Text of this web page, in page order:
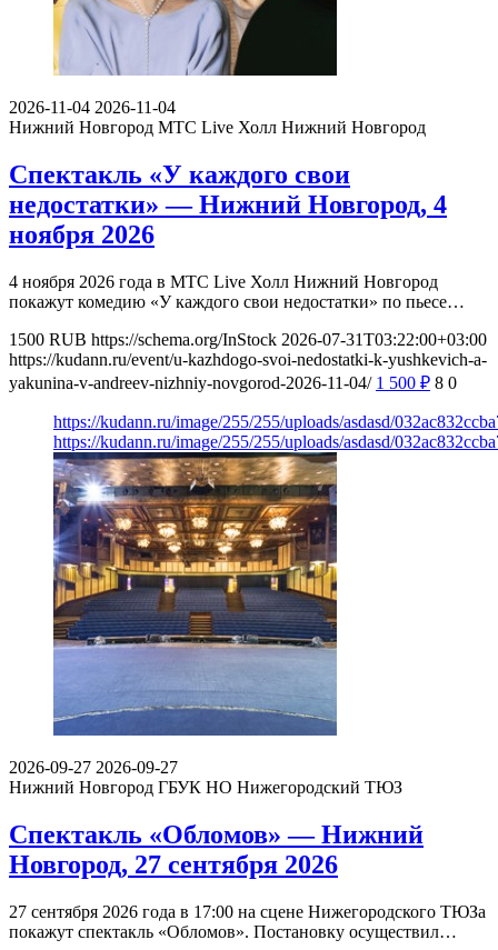
2026-11-04 2026-11-04
Нижний Новгород МТС Live Холл Нижний Новгород
Спектакль «У каждого свои
недостатки» — Нижний Новгород, 4
ноября 2026
4 ноября 2026 года в МТС Live Холл Нижний Новгород
покажут комедию «У каждого свои недостатки» по пьесе…
1500 RUB https://schema.org/InStock 2026-07-31T03:22:00+03:00
https://kudann.ru/event/u-kazhdogo-svoi-nedostatki-k-yushkevich-a-
yakunina-v-andreev-nizhniy-novgorod-2026-11-04/ 1 500 ₽ 8 0
https://kudann.ru/image/255/255/uploads/asdasd/
https://kudann.ru/image/255/255/uploads/asdasd/
2026-09-27 2026-09-27
Нижний Новгород ГБУК НО Нижегородский ТЮЗ
Спектакль «Обломов» — Нижний
Новгород, 27 сентября 2026
27 сентября 2026 года в 17:00 на сцене Нижегородского ТЮЗа
покажут спектакль «Обломов». Постановку осуществил…